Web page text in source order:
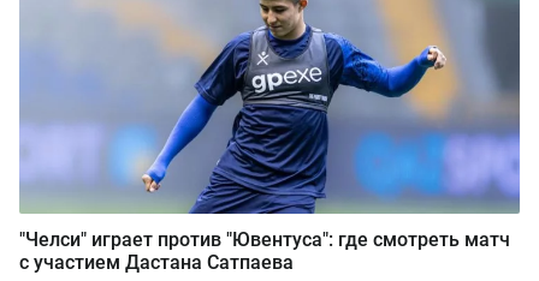
"Челси" играет против "Ювентуса": где смотреть матч
с участием Дастана Сатпаева